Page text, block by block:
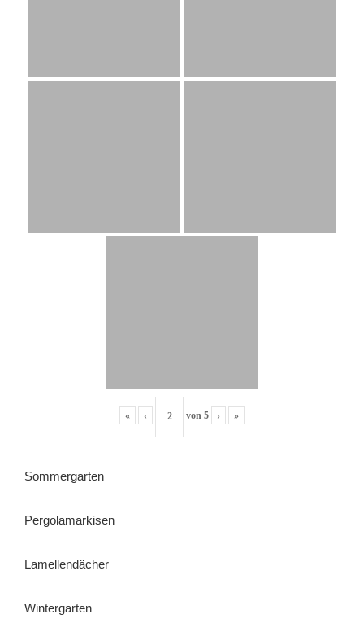
« ‹ von 5 › »
Sommergarten
Pergolamarkisen
Lamellendächer
Wintergarten